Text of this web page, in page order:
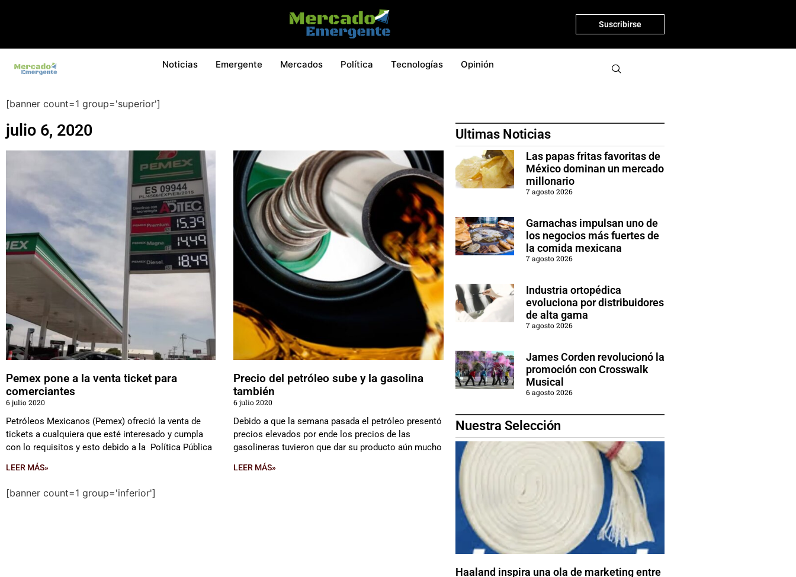
Suscribirse
Noticias Emergente Mercados Política Tecnologías Opinión
[banner count=1 group='superior']
julio 6, 2020
Pemex pone a la venta ticket para
comerciantes
6 julio 2020
Petróleos Mexicanos (Pemex) ofreció la venta de
tickets a cualquiera que esté interesado y cumpla
con lo requisitos y esto debido a la Política Pública
LEER MÁS»
Precio del petróleo sube y la gasolina
también
6 julio 2020
Debido a que la semana pasada el petróleo presentó
precios elevados por ende los precios de las
gasolineras tuvieron que dar su producto aún mucho
LEER MÁS»
[banner count=1 group='inferior']
Ultimas Noticias
Las papas fritas favoritas de
México dominan un mercado
millonario
7 agosto 2026
Garnachas impulsan uno de
los negocios más fuertes de
la comida mexicana
7 agosto 2026
Industria ortopédica
evoluciona por distribuidores
de alta gama
7 agosto 2026
James Corden revolucionó la
promoción con Crosswalk
Musical
6 agosto 2026
Nuestra Selección
Haaland inspira una ola de marketing entre